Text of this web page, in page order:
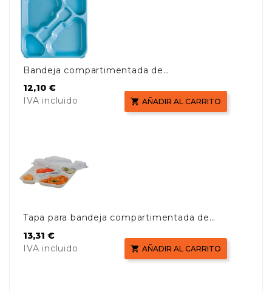
Bandeja compartimentada de
polipropileno
Precio
12,10 €
IVA incluido
 AÑADIR AL CARRITO
Tapa para bandeja compartimentada de
policarbonato
Precio
13,31 €
IVA incluido
 AÑADIR AL CARRITO